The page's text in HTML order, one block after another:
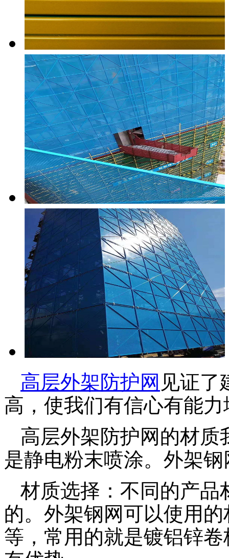
高层外架防护网 见证了
高，使我们有信心有能
高层外架防护网的材质
是静电粉末喷涂。外架
材质选择：不同的产品
的。外架钢网可以使用
等，常用的就是镀铝锌